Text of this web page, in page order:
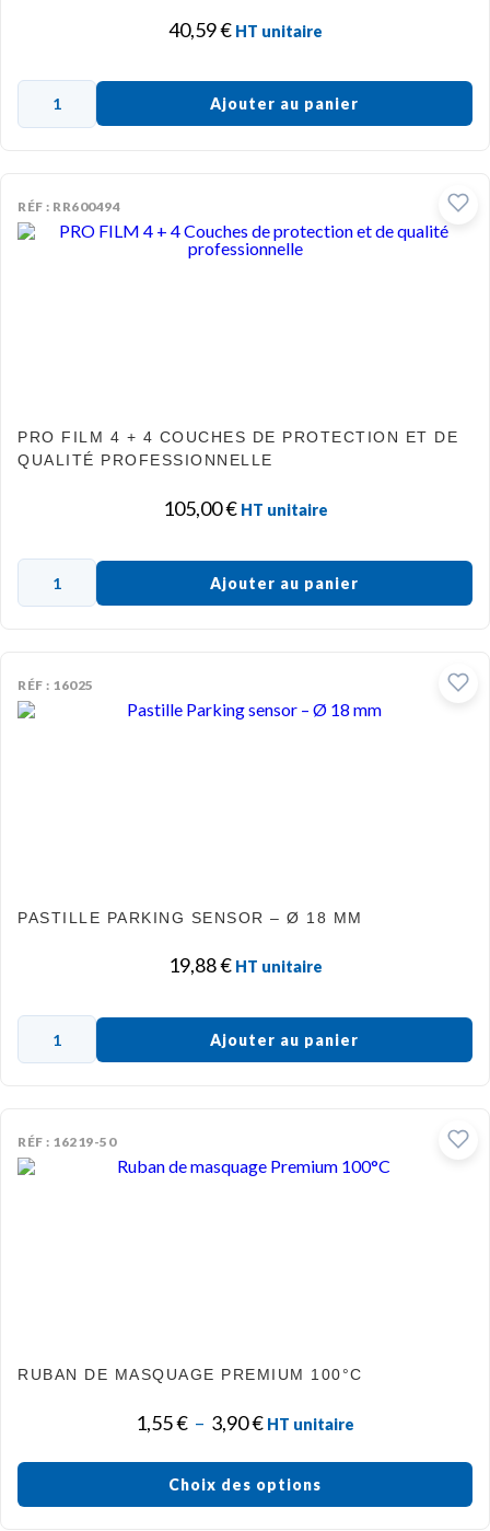
40,59€ HT unitaire
Ajouter au panier
RÉF : RR600494
PRO FILM 4 + 4 COUCHES DE PROTECTION ET DE
QUALITÉ PROFESSIONNELLE
105,00€ HT unitaire
Ajouter au panier
RÉF : 16025
PASTILLE PARKING SENSOR – Ø 18 MM
19,88€ HT unitaire
Ajouter au panier
RÉF : 16219-50
RUBAN DE MASQUAGE PREMIUM 100°C
1,55€ – 3,90€ HT unitaire
Choix des options